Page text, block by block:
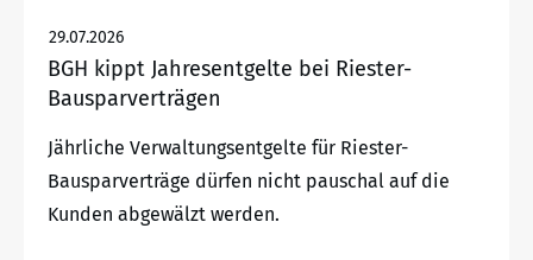
29.07.2026
BGH kippt Jahresentgelte bei Riester-
Bausparverträgen
Jährliche Verwaltungsentgelte für Riester-
Bausparverträge dürfen nicht pauschal auf die
Kunden abgewälzt werden.